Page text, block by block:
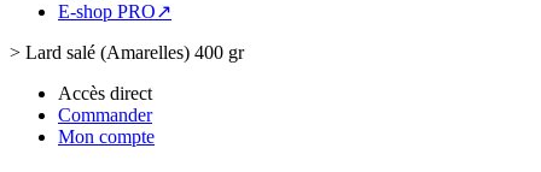
E-shop PRO↗
> Lard salé (Amarelles) 400 gr
Accès direct
Commander
Mon compte